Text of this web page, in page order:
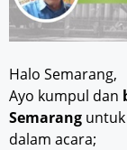
Halo Semarang,
Ayo kumpul dan
Semarang
dalam acara;